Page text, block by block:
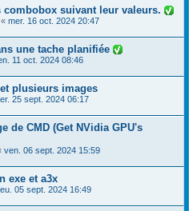
combobox suivant leur valeurs.
« mer. 16 oct. 2024 20:47
une tache planifiée
11 oct. 2024 08:46
plusieurs images
25 sept. 2024 06:17
de CMD (Get NVidia GPU's
ven. 06 sept. 2024 15:59
exe et a3x
05 sept. 2024 16:49